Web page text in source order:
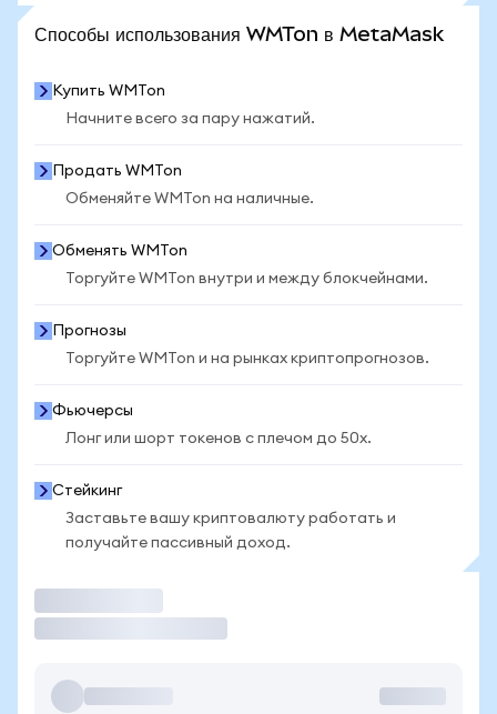
Способы использования WMTon в MetaMask
Купить WMTon
Начните всего за пару нажатий.
Продать WMTon
Обменяйте WMTon на наличные.
Обменять WMTon
Торгуйте WMTon внутри и между блокчейнами.
Прогнозы
Торгуйте WMTon и на рынках криптопрогнозов.
Фьючерсы
Лонг или шорт токенов с плечом до 50x.
Стейкинг
Заставьте вашу криптовалюту работать и
получайте пассивный доход.